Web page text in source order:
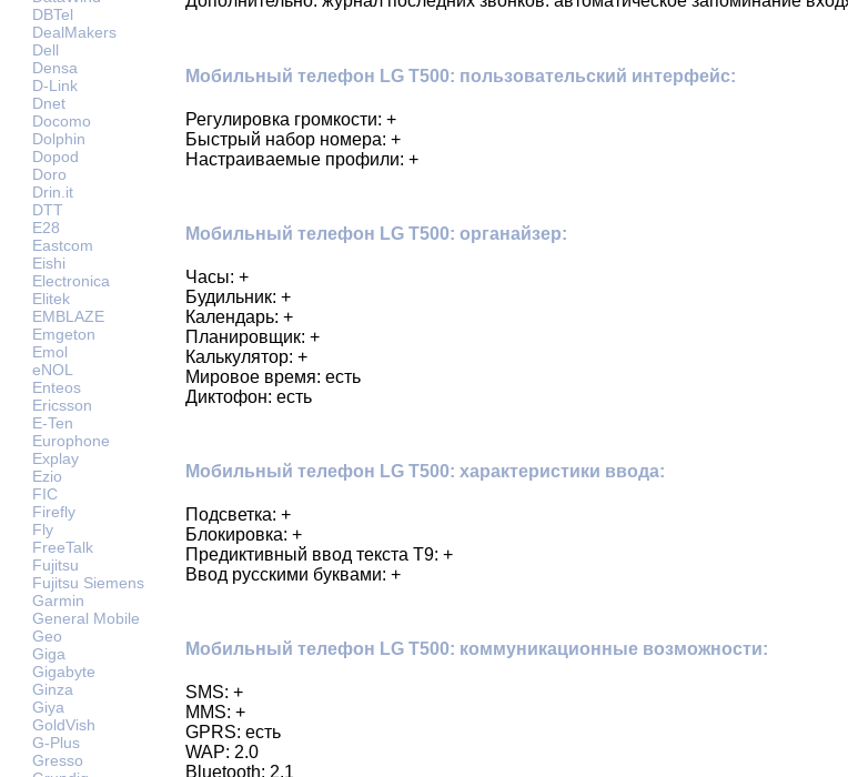
DBTel
DealMakers
Dell
Densa
D-Link
Dnet
Docomo
Dolphin
Dopod
Doro
Drin.it
DTT
E28
Eastcom
Eishi
Electronica
Elitek
EMBLAZE
Emgeton
Emol
eNOL
Enteos
Ericsson
E-Ten
Europhone
Explay
Ezio
FIC
Firefly
Fly
FreeTalk
Fujitsu
Fujitsu Siemens
Garmin
General Mobile
Geo
Giga
Gigabyte
Ginza
Giya
GoldVish
G-Plus
Gresso
Мобильный телефон LG T500: пользовательский интерфейс:
Регулировка громкости: +
Быстрый набор номера: +
Настраиваемые профили: +
Мобильный телефон LG T500: органайзер:
Часы: +
Будильник: +
Календарь: +
Планировщик: +
Калькулятор: +
Мировое время: есть
Диктофон: есть
Мобильный телефон LG T500: характеристики ввода:
Подсветка: +
Блокировка: +
Предиктивный ввод текста Т9: +
Ввод русскими буквами: +
Мобильный телефон LG T500: коммуникационные возможности:
SMS: +
MMS: +
GPRS: есть
WAP: 2.0
Bluetooth: 2.1